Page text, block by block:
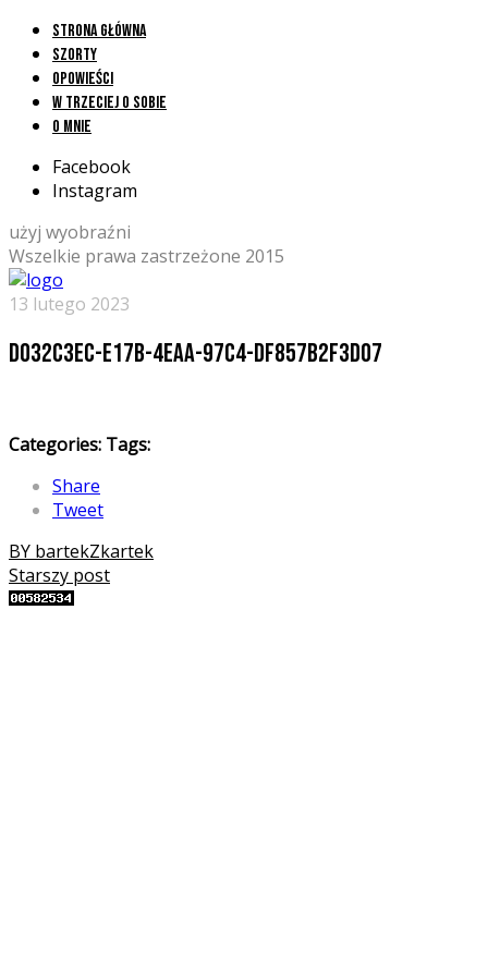
Strona główna
Szorty
Opowieści
W trzeciej o sobie
O mnie
Facebook
Instagram
użyj wyobraźni
Wszelkie prawa zastrzeżone 2015
13 lutego 2023
D032C3EC-E17B-4EAA-97C4-DF857B2F3D07
Categories: Tags:
Share
Tweet
BY bartekZkartek
Starszy post